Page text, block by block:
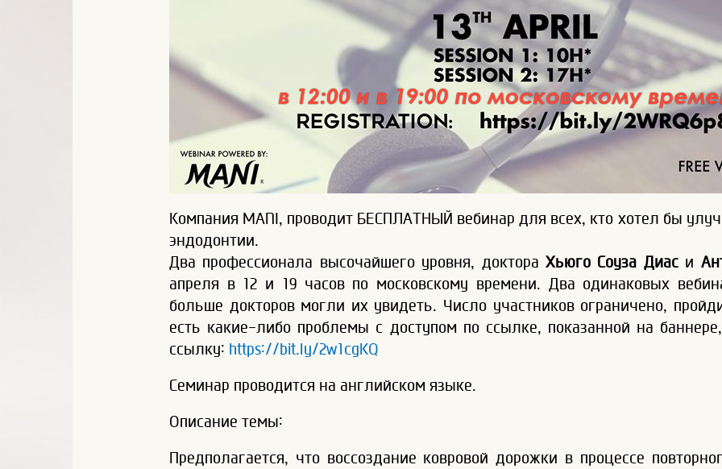
Компания MANI, проводит БЕСПЛАТНЫЙ вебинар для всех, кто хотел бы
эндодонтии.
Два профессионала высочайшего уровня, доктора Хьюго Соуза Диаси
апреля в 12 и 19 часов по московскому времени. Два одинаковых
больше докторов могли их увидеть. Число участников ограничено,
есть какие-либо проблемы с доступом по ссылке, показанной на
ссылку: https://bit.ly/2w1cgKQ
Семинар проводится на английском языке.
Описание темы:
Предполагается, что воссоздание ковровой дорожки в процессе